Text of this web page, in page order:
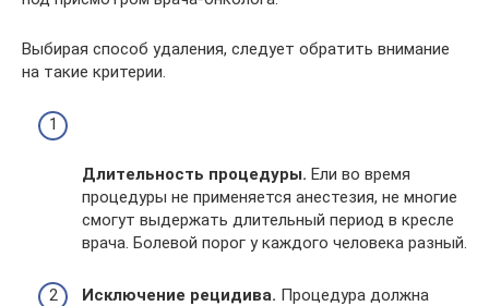
Выбирая способ удаления, следует обратить внимание
на такие критерии.
Длительность процедуры. Ели во время
процедуры не применяется анестезия, не многие
смогут выдержать длительный период в кресле
врача. Болевой порог у каждого человека разный.
Исключение рецидива. Процедура должна